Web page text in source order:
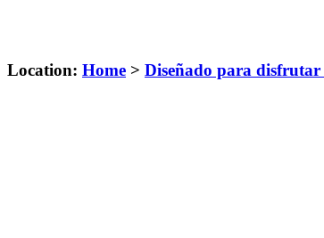
Location: Home > Diseñado para disfrutar